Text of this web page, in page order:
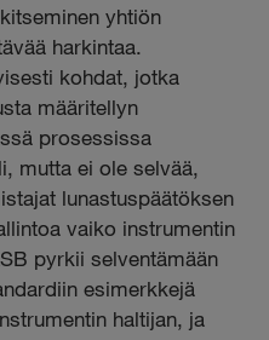
yhtiön
harkintaa.
kohdat, jotka
määritellyn
prosessissa
mutta ei ole selvää,
lunastuspäätöksen
vaiko instrumentin
pyrkii selventämään
esimerkkejä
haltijan, ja